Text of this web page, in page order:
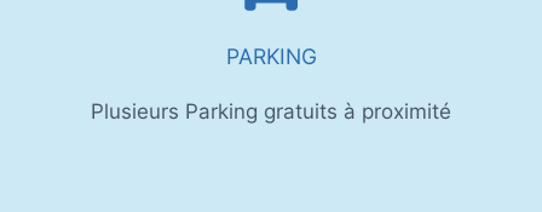
PARKING
Plusieurs Parking gratuits à proximité